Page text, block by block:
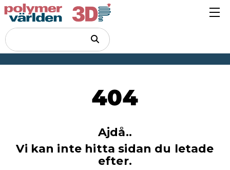
404
Ajdå..
Vi kan inte hitta sidan du letade
efter.